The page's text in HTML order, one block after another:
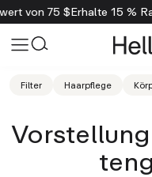
von 75 $Erhalte 15 %
Filter Haarpflege